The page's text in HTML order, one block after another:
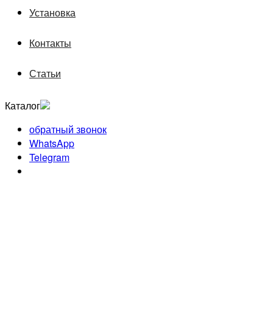
Установка
Контакты
Статьи
Каталог
обратный звонок
WhatsApp
Telegram